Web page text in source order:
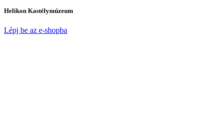
Helikon Kastélymúzeum
Lépj be az e-shopba